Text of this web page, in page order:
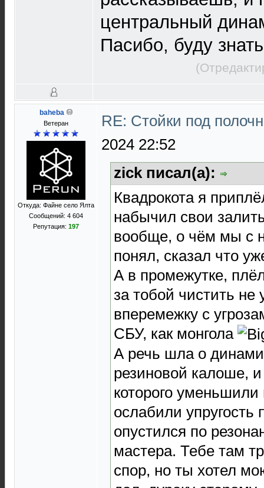
центральный
Пасибо, буду
baheba
Ветеран
Откуда: Файне село Ялта
Сообщений: 4 604
Репутация: 197
RE: Стойки под
2024 22:52
zick писал(а):
Квадрокота я
набычил свои
вообще, о чём мы с
понял, сказал что
А в промежутке,
за тобой чистить
вперемежку с
СБУ, как монгола
А речь шла о
резиновой калоше,
которого
ослабили упругость
опустился по
мастера. Тебе там
спор, но ты хотел